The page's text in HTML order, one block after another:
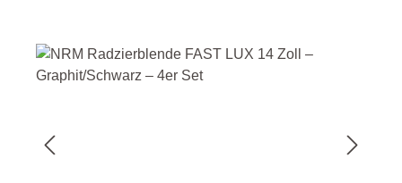
Bildergalerie überspringen